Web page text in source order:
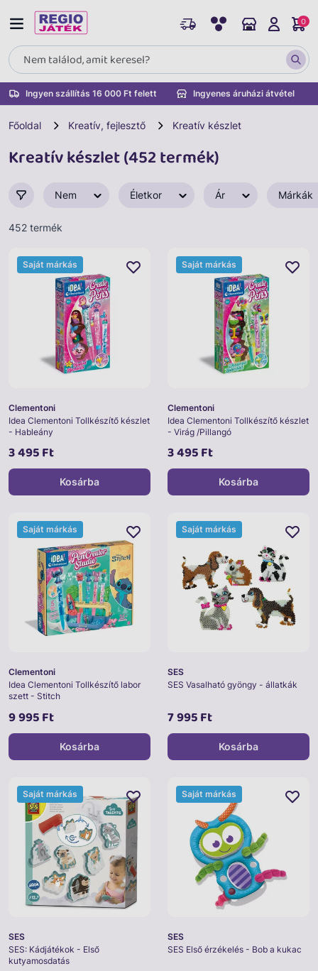
Ingyen szállítás 16 000 Ft felett Ingyenes áruházi átvétel
0
Főoldal Kreatív, fejlesztő Kreatív készlet
Kreatív készlet (452 termék)
Nem Életkor Ár Márkák
452 termék
Clementoni
Idea Clementoni Tollkészítő készlet
- Hableány
3 495 Ft
Saját márkás
Kosárba
Clementoni
Idea Clementoni Tollkészítő készlet
- Virág /Pillangó
3 495 Ft
Saját márkás
Kosárba
Clementoni
Idea Clementoni Tollkészítő labor
szett - Stitch
9 995 Ft
Saját márkás
Kosárba
SES
SES Vasalható gyöngy - állatkák
7 995 Ft
Saját márkás
Kosárba
SES
SES: Kádjátékok - Első
kutyamosdatás
Saját márkás
SES
SES Első érzékelés - Bob a kukac
Saját márkás